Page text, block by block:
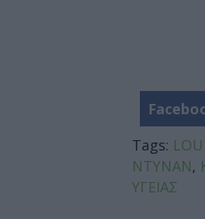
Tags:
ΝΤΥΝΑΝ,
ΥΓΕΙΑΣ